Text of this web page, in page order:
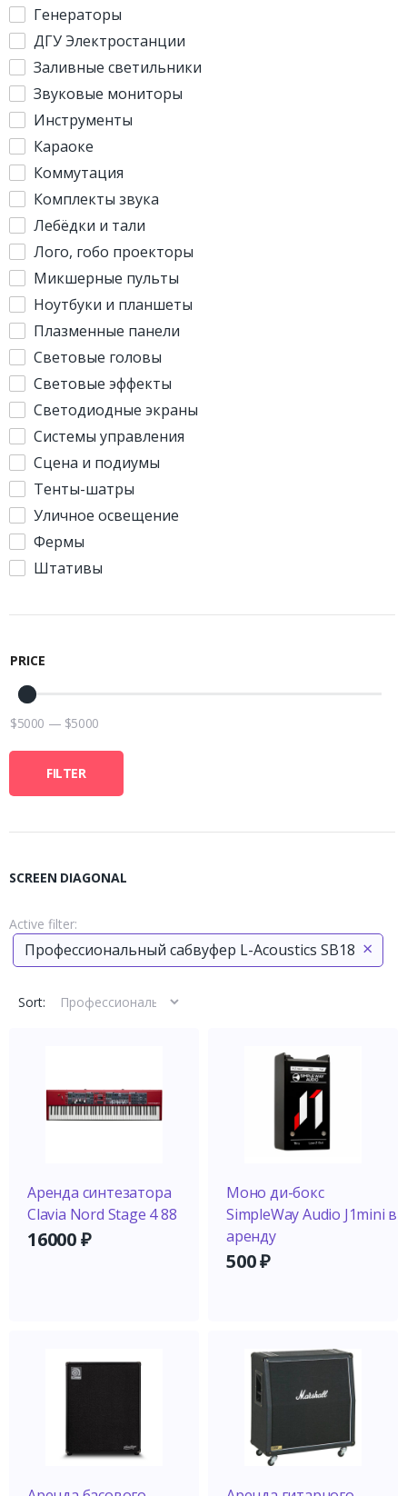
Генераторы
ДГУ Электростанции
Заливные светильники
Звуковые мониторы
Инструменты
Караоке
Коммутация
Комплекты звука
Лебёдки и тали
Лого, гобо проекторы
Микшерные пульты
Ноутбуки и планшеты
Плазменные панели
Световые головы
Световые эффекты
Светодиодные экраны
Системы управления
Сцена и подиумы
Тенты-шатры
Уличное освещение
Фермы
Штативы
PRICE
$5000 — $5000
FILTER
SCREEN DIAGONAL
Sort:
Active filter:
Профессиональный сабвуфер L-Acoustics SB18 ×
Аренда синтезатора
Clavia Nord Stage 4 88
16000₽
Моно ди-бокс
SimpleWay Audio J1mini в
аренду
500₽